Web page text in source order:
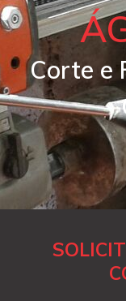
Corte e